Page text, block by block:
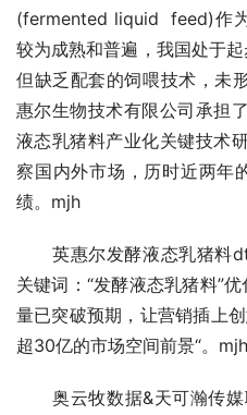
(fermented liquid  feed)作
较为成熟和普遍，我国处于
但缺乏配套的饲喂技术，未
惠尔生物技术有限公司承担
液态乳猪料产业化关键技术
察国内外市场，历时近两年
绩。mjh
英惠尔发酵液态乳猪料
关键词：“发酵液态乳猪料”
量已突破预期，让营销插上
超30亿的市场空间前景“。mjh
奥云牧数据&天可瀚传媒